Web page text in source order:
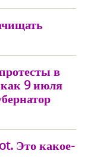
в
9 июля
Это какое-